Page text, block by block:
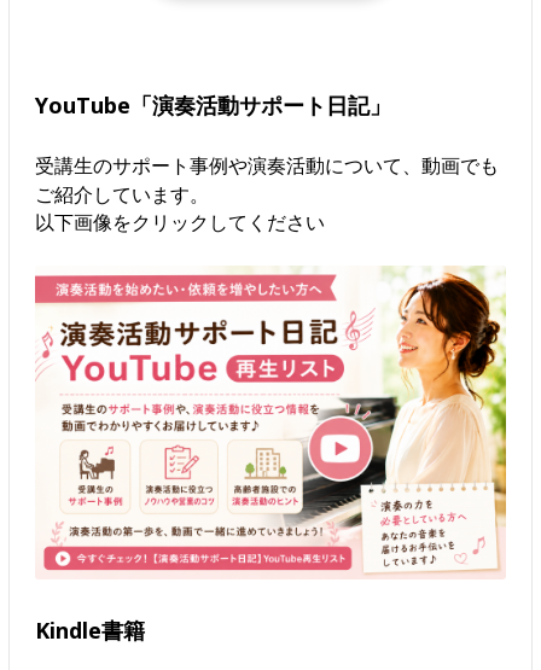
YouTube「演奏活動サポート日記」
受講生のサポート事例や演奏活動について、動画でも
ご紹介しています。
以下画像をクリックしてください
Kindle書籍